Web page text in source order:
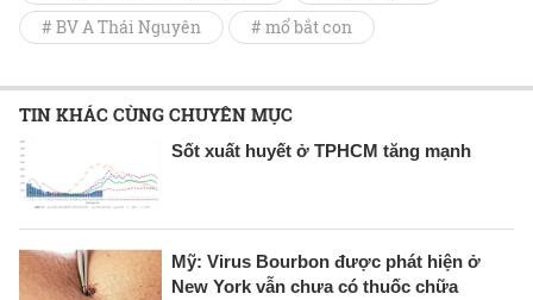
# BV A Thái Nguyên
# mổ bắt con
TIN KHÁC CÙNG CHUYÊN MỤC
Sốt xuất huyết ở TPHCM tăng mạnh
Mỹ: Virus Bourbon được phát hiện ở
New York vẫn chưa có thuốc chữa